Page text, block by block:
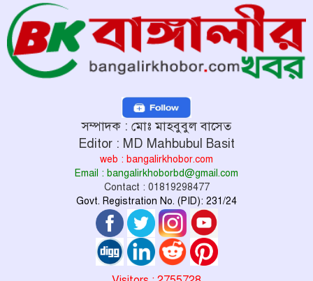
সম্পাদক : মোঃ মাহবুবুল বাসেত
Editor : MD Mahbubul Basit
web : bangalirkhobor.com
Email : bangalirkhoborbd@gmail.com
Contact : 01819298477
Govt. Registration No. (PID): 231/24